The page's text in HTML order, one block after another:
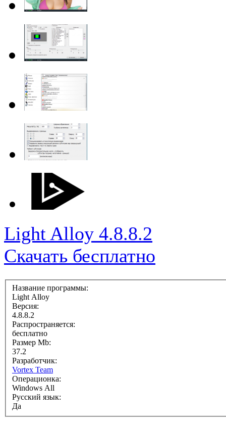
Light Alloy 4.8.8.2
Скачать бесплатно
Название программы:
Light Alloy
Версия:
4.8.8.2
Распространяется:
бесплатно
Размер Mb:
37.2
Разработчик:
Vortex Team
Операционка:
Windows All
Русский язык:
Да